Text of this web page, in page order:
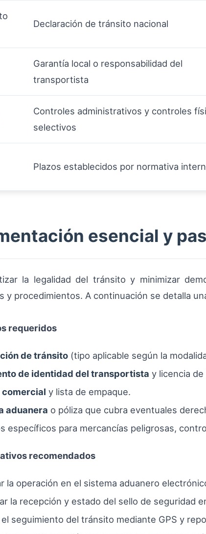
Declaración de tránsito nacional
Garantía local o responsabilidad del
transportista
Controles administrativos y controles
selectivos
Plazos establecidos por normativa
esencial y
la legalidad del tránsito y minimizar
y procedimientos. A continuación se detalla
requeridos
de tránsito (tipo aplicable según la
de identidad del transportista y licencia
comercial y lista de empaque.
aduanera o póliza que cubra eventuales
específicos para mercancías peligrosas,
recomendados
la operación en el sistema aduanero
la recepción y estado del sello de seguridad
el seguimiento del tránsito mediante GPS y